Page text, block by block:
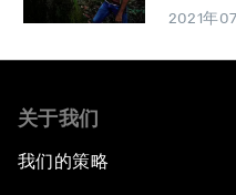
2021年
关于我们
我们的策略